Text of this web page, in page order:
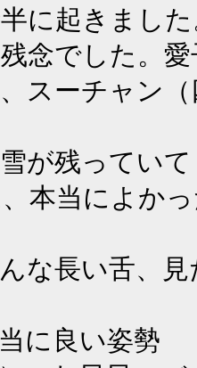
に起きました
念でした。
スーチャン
雪が残ってい
本当によか
な長い舌、見
に良い姿勢